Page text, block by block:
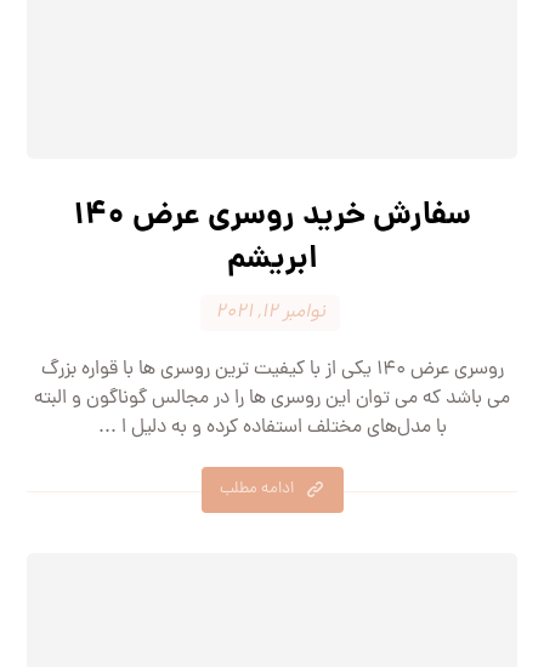
سفارش خرید روسری عرض 140
ابریشم
نوامبر 12, 2021
روسری عرض 140 یکی از با کیفیت ترین روسری ها با قواره بزرگ
می باشد که می توان این روسری ها را در مجالس گوناگون و البته
با مدل‌های مختلف استفاده کرده و به دلیل ا ...
ادامه مطلب